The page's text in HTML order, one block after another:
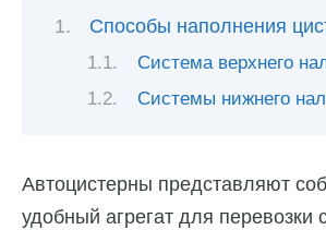
Способы наполнения
Система верхнего
Системы нижнего
Автоцистерны представляют
удобный агрегат для перевозки